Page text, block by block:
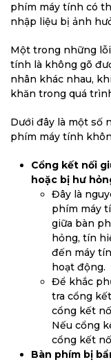
phím máy tính có
nhập liệu bị ảnh
Một trong những
tính là không gõ
nhân khác nhau,
khăn trong quá
Dưới đây là một số
phím máy tính
Cổng kết nối
hoặc bị hư
Đây là
phím máy
giữa bàn
hỏng, tín
đến máy
hoạt động.
Để khắc
tra cổng
cổng kết
Nếu cổng
cổng kết
Bàn phím bị